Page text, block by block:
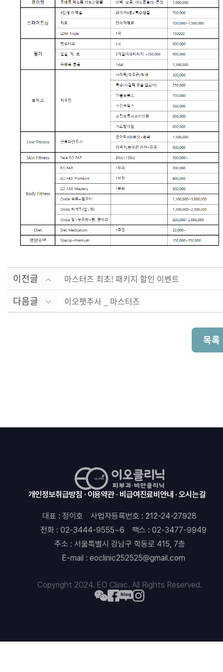
이전글 마스터즈 최초! 패키지 할인 이벤트
다음글 이오팻주사 _ 마스터즈
목록
개인정보취급방침 이용약관 비급여진료비안내 오시는길
대표 : 정이호
사업자등록번호 : 212-24-27928
전화 : 02-3444-9555~6
팩스 : 02-3477-9949
주소 : 서울특별시 강남구 학동로 415, 7층
E-mail : eoclinic252525@gmail.com
Copyright 2024. EO Clinic. All Rights Reserved.